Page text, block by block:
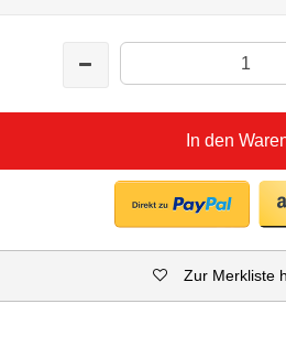
In den
Zur Merkliste